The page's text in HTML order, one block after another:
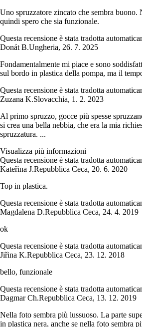
Uno spruzzatore zincato che sembra buono.
quindi spero che sia funzionale.
Questa recensione è stata tradotta
Donát B.Ungheria, 26. 7. 2025
Fondamentalmente mi piace e sono
sul bordo in plastica della pompa, ma il
Questa recensione è stata tradotta
Zuzana K.Slovacchia, 1. 2. 2023
Al primo spruzzo, gocce più spesse
si crea una bella nebbia, che era la mia
spruzzatura. ...
Visualizza più informazioni
Questa recensione è stata tradotta
Kateřina J.Repubblica Ceca, 20. 6. 2020
Top in plastica.
Questa recensione è stata tradotta
Magdalena D.Repubblica Ceca, 24. 4. 2019
ok
Questa recensione è stata tradotta
Jiřina K.Repubblica Ceca, 23. 12. 2018
bello, funzionale
Questa recensione è stata tradotta
Dagmar Ch.Repubblica Ceca, 13. 12. 2019
Nella foto sembra più lussuoso. La parte
in plastica nera, anche se nella foto sembra